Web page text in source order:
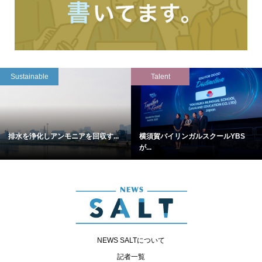
Sustainable
排水を浄化しアンモニアを回収す...
Talent
横須賀バイリンガルスクールYBS
が...
NEWS SALTについて
記者一覧